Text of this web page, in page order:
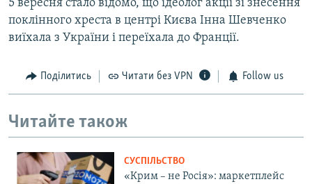
5 вересня стало відомо, що ідеолог акції зі знесення
поклінного хреста в центрі Києва Інна Шевченко
виїхала з України і переїхала до Франції.
Поділитись Читати без VPN Follow us
Читайте також
СУСПІЛЬСТВО
«Крим – не Росія»: маркетплейс